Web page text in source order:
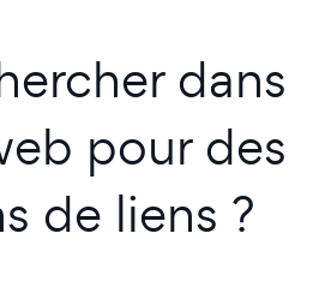
dans
pour des
de liens ?